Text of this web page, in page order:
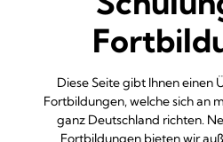
Diese Seite gibt Ihnen einen
Fortbildungen, welche sich an
ganz Deutschland richten.
Fortbildungen bieten wir